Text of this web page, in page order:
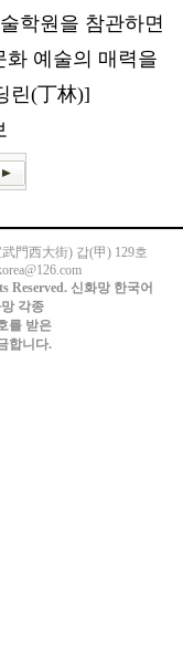
학원을 참관하면
화 예술의 매력을
린(丁林)]
門西大街) 갑(甲) 129호
Reserved. 신화망 한국어
각종
를 받은
합니다.